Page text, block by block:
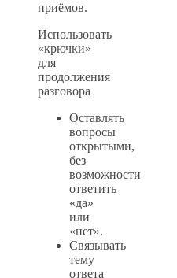
приёмов.
Использовать
«крючки»
для
продолжения
разговора
Оставлять
вопросы
открытыми,
без
возможности
ответить
«да»
или
«нет».
Связывать
тему
ответа